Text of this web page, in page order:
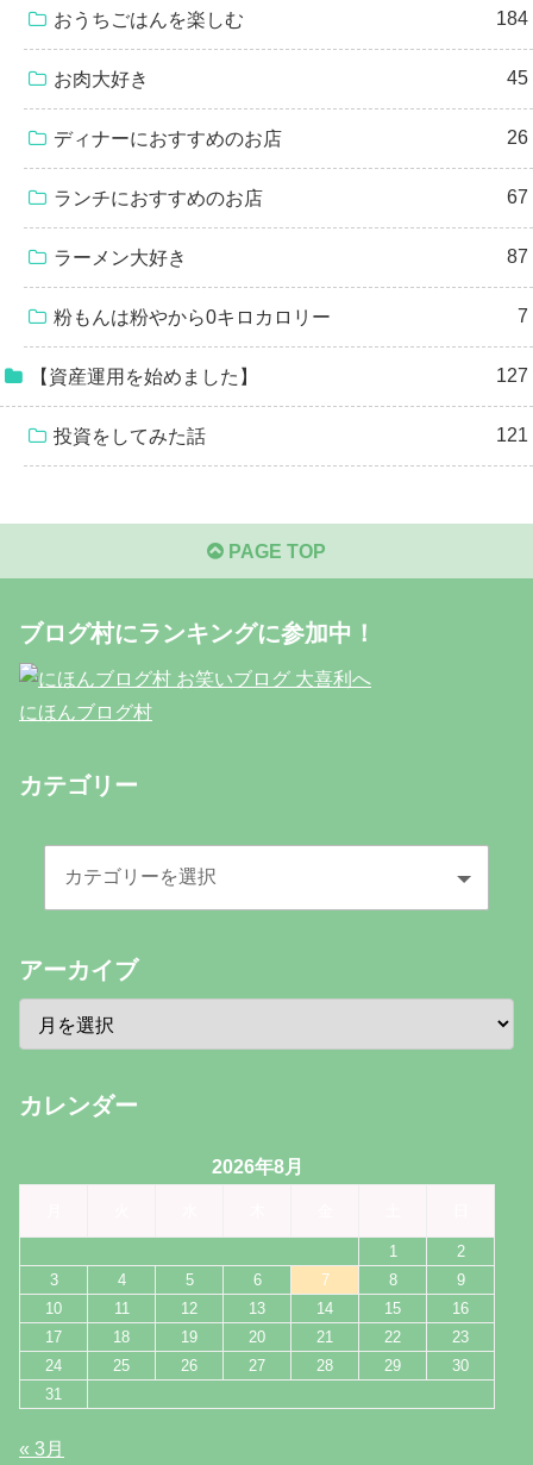
おうちごはんを楽しむ 184
お肉大好き 45
ディナーにおすすめのお店 26
ランチにおすすめのお店 67
ラーメン大好き 87
粉もんは粉やから0キロカロリー 7
【資産運用を始めました】 127
投資をしてみた話 121
PAGE TOP
ブログ村にランキングに参加中！
にほんブログ村
カテゴリー
アーカイブ
カレンダー
2026年8月
1
2
3
4 5 6 7 8
9
10
11 12 13 14 15
16
17
18 19 20 21 22
23
24
25 26 27 28 29
30
31
« 3月